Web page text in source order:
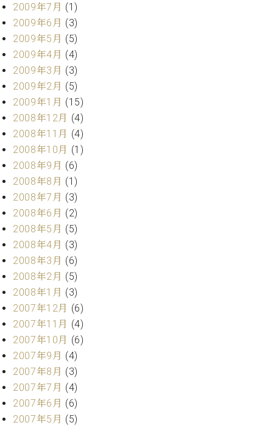
2009年7月 (1)
2009年6月 (3)
2009年5月 (5)
2009年4月 (4)
2009年3月 (3)
2009年2月 (5)
2009年1月 (15)
2008年12月 (4)
2008年11月 (4)
2008年10月 (1)
2008年9月 (6)
2008年8月 (1)
2008年7月 (3)
2008年6月 (2)
2008年5月 (5)
2008年4月 (3)
2008年3月 (6)
2008年2月 (5)
2008年1月 (3)
2007年12月 (6)
2007年11月 (4)
2007年10月 (6)
2007年9月 (4)
2007年8月 (3)
2007年7月 (4)
2007年6月 (6)
2007年5月 (5)